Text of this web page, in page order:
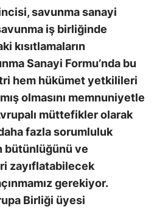
savunma sanayi
iş birliğinde
kısıtlamaların
Sanayi Formu’nda bu
hem hükümet yetkilileri
olmasını memnuniyetle
müttefikler olarak
fazla sorumluluk
bütünlüğünü ve
zayıflatabilecek
gerekiyor.
Birliği üyesi